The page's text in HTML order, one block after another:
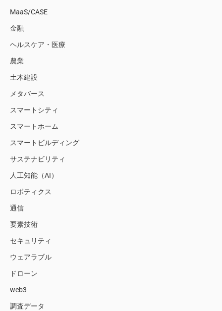
MaaS/CASE
金融
ヘルスケア・医療
農業
土木建設
メタバース
スマートシティ
スマートホーム
スマートビルディング
サステナビリティ
人工知能（AI）
ロボティクス
通信
要素技術
セキュリティ
ウェアラブル
ドローン
web3
調査データ